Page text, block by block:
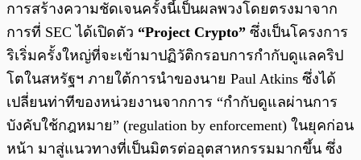
การสร้างความชัดเจนครั้งนี้เป็นผลพวงโดยตรงมาจาก
การที่ SEC ได้เปิดตัว “Project Crypto” ซึ่งเป็นโครงการ
ริเริ่มครั้งใหญ่ที่จะเข้ามาปฏิวัติกรอบการกำกับดูแลคริป
โตในสหรัฐฯ ภายใต้การนำของนาย Paul Atkins ซึ่งได้
เปลี่ยนท่าทีของหน่วยงานจากการ “กำกับดูแลผ่านการ
บังคับใช้กฎหมาย” (regulation by enforcement) ในยุคก่อน
หน้า มาสู่แนวทางที่เป็นมิตรต่ออุตสาหกรรมมากขึ้น ซึ่ง